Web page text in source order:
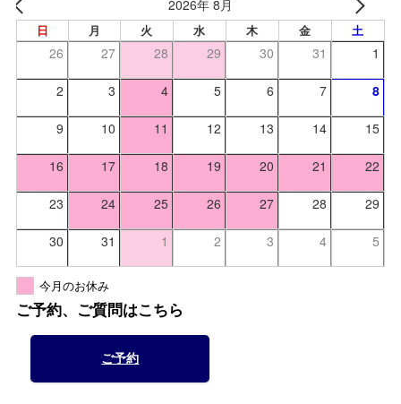
2026年 8月
日 月 火 水 木 金 土
26 27 28 29 30 31 1
2 3 4 5 6 7 8
9 10 11 12 13 14 15
16 17 18 19 20 21 22
23 24 25 26 27 28 29
30 31 1 2 3 4 5
今月のお休み
ご予約、ご質問はこちら
ご予約